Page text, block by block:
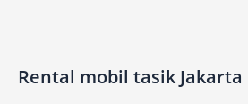
Rental mobil tasik Jakarta